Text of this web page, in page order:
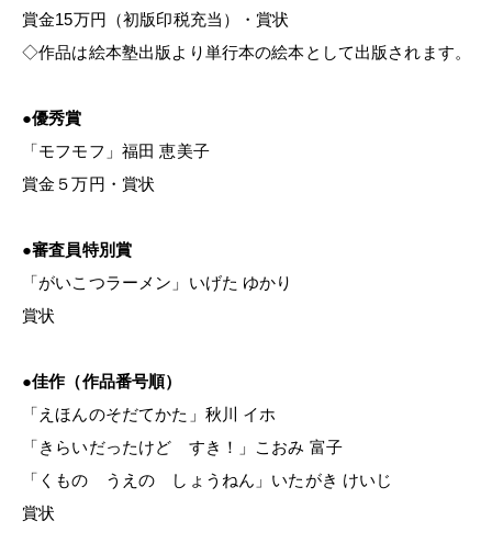
賞金15万円（初版印税充当）・賞状
◇作品は絵本塾出版より単行本の絵本として出版されます。
●優秀賞
「モフモフ」 福田 恵美子
賞金５万円・賞状
●審査員特別賞
「がいこつラーメン」 いげた ゆかり
賞状
●佳作（作品番号順）
「えほんのそだてかた」秋川
イホ
「きらいだったけど すき！」こおみ 富子
「くもの うえの しょうねん」いたがき けいじ
賞状